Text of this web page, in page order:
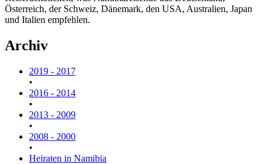
Österreich, der Schweiz, Dänemark, den USA, Australien, Japan
und Italien empfehlen.
Archiv
2019 - 2017
•
2016 - 2014
•
2013 - 2009
•
2008 - 2000
•
Heiraten in Namibia